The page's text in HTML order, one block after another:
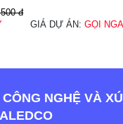
đ
GIÁ DỰ ÁN:GỌI
NGHỆ VÀ